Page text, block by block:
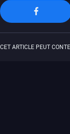
CET ARTICLE PEUT